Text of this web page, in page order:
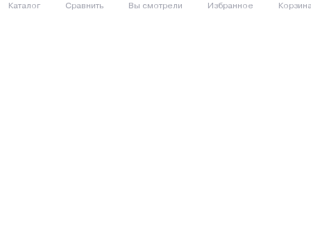
Каталог Сравнить Вы смотрели Избранное